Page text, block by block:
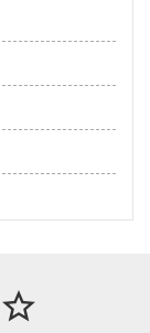
star_border